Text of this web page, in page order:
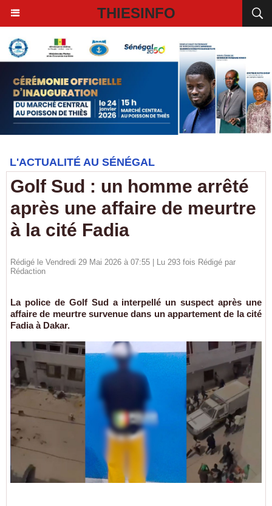
THIESINFO
L'ACTUALITÉ AU SÉNÉGAL
Golf Sud : un homme arrêté
après une affaire de meurtre
à la cité Fadia
Rédigé le Vendredi 29 Mai 2026 à 07:55 | Lu 293 fois Rédigé par
Rédaction
La police de Golf Sud a interpellé un suspect après une
affaire de meurtre survenue dans un appartement de la cité
Fadia à Dakar.